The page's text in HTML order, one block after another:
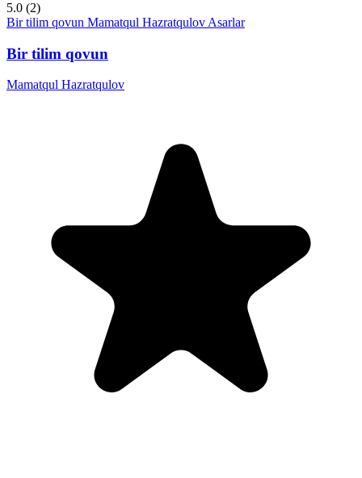
5.0 (2)
Bir tilim qovun Mamatqul Hazratqulov Asarlar
Bir tilim qovun
Mamatqul Hazratqulov